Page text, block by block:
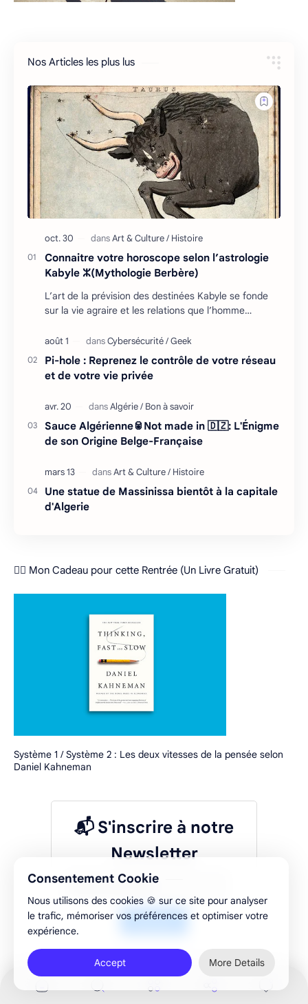
Nos Articles les plus lus
Connaitre votre horoscope selon l’astrologie
Kabyle ⵣ(Mythologie Berbère)
L’art de la prévision des destinées Kabyle se fonde
sur la vie agraire et les relations que l’homme
Pi-hole : Reprenez le contrôle de votre réseau
et de votre vie privée
Sauce Algérienne🥫Not made in 🇩🇿: L'Énigme
de son Origine Belge-Française
Une statue de Massinissa bientôt à la capitale
d'Algerie
❤️‍🔥 Mon Cadeau pour cette Rentrée (Un Livre Gratuit)
Système 1 / Système 2 : Les deux vitesses de la pensée selon
Daniel Kahneman
📬 S'inscrire à notre
Newsletter
S'inscrire
Consentement Cookie
Nous utilisons des cookies 🍪 sur ce site pour analyser
le trafic, mémoriser vos préférences et optimiser votre
expérience.
Accept More Details